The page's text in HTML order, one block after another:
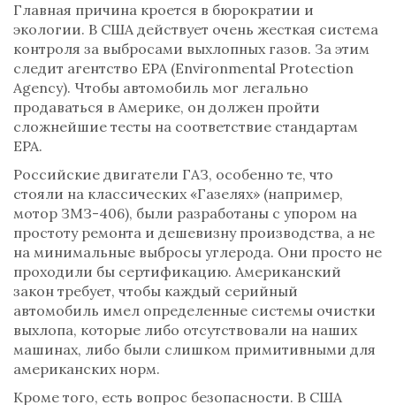
Главная причина кроется в бюрократии и
экологии. В США действует очень жесткая система
контроля за выбросами выхлопных газов. За этим
следит агентство EPA (Environmental Protection
Agency). Чтобы автомобиль мог легально
продаваться в Америке, он должен пройти
сложнейшие тесты на соответствие стандартам
EPA.
Российские двигатели ГАЗ, особенно те, что
стояли на классических «Газелях» (например,
мотор ЗМЗ-406), были разработаны с упором на
простоту ремонта и дешевизну производства, а не
на минимальные выбросы углерода. Они просто не
проходили бы сертификацию. Американский
закон требует, чтобы каждый серийный
автомобиль имел определенные системы очистки
выхлопа, которые либо отсутствовали на наших
машинах, либо были слишком примитивными для
американских норм.
Кроме того, есть вопрос безопасности. В США